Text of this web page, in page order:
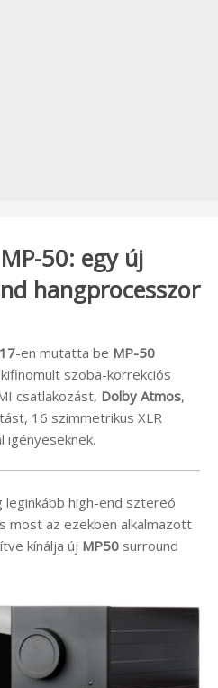
50: egy új
hangprocesszor
-en mutatta be MP-50
szoba-korrekciós
csatlakozást, Dolby Atmos,
16 szimmetrikus XLR
igényeseknek.
leginkább high-end sztereó
most az ezekben alkalmazott
kínálja új MP50 surround